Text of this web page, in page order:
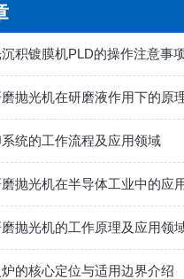
积镀膜机PLD的操作注意事
抛光机在研磨液作用下的原
统的工作流程及应用领域
抛光机在半导体工业中的应
抛光机的工作原理及应用领
的核心定位与适用边界介绍